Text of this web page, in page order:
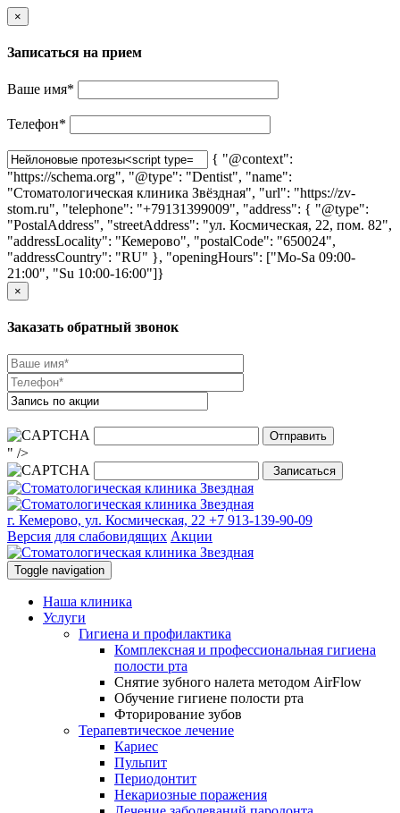
×
Записаться на прием
Ваше имя*
Телефон*
{ "@context":
"https://schema.org", "@type": "Dentist", "name":
"Стоматологическая клиника Звёздная", "url": "https://zv-
stom.ru", "telephone": "+79131399009", "address": { "@type":
"PostalAddress", "streetAddress": "ул. Космическая, 22, пом. 82",
"addressLocality": "Кемерово", "postalCode": "650024",
"addressCountry": "RU" }, "openingHours": ["Mo-Sa 09:00-
21:00", "Su 10:00-16:00"]}
×
Заказать обратный звонок
" />
г. Кемерово, ул. Космическая, 22 +7 913-139-90-09
Версия для слабовидящих Акции
Toggle navigation
Наша клиника
Услуги
Гигиена и профилактика
Комплексная и профессиональная гигиена
полости рта
Снятие зубного налета методом AirFlow
Обучение гигиене полости рта
Фторирование зубов
Терапевтическое лечение
Кариес
Пульпит
Периодонтит
Некариозные поражения